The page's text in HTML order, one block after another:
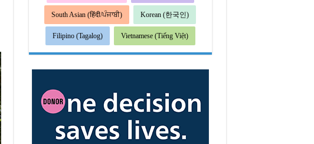
South Asian (हिंदी/ਪੰਜਾਬੀ) Korean (한국인)
Filipino (Tagalog) Vietnamese (Tiếng Việt)